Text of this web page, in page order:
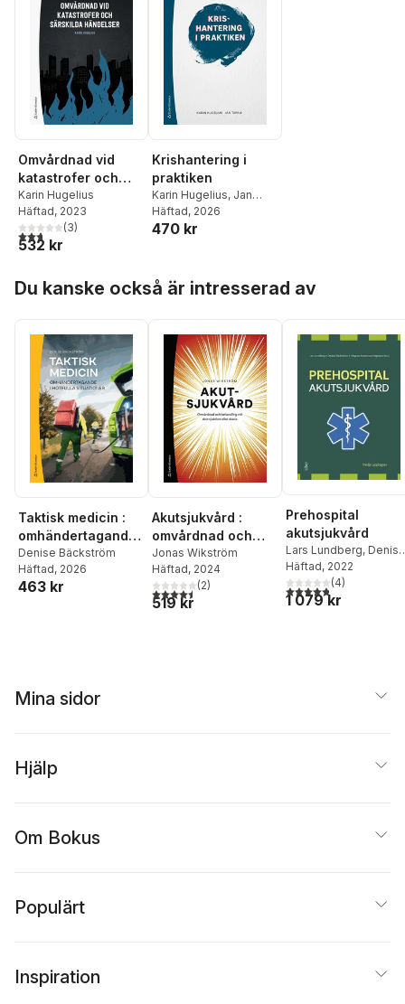
Omvårdnad vid
katastrofer och
särskilda
händelser
Karin Hugelius
Häftad, 2023
2,7utav 5 stjärnor. Totalt antal röster:
(3)
532 kr
Krishantering i
praktiken
Karin Hugelius, Jan
Tapani
Häftad, 2026
470 kr
Du kanske också är intresserad av
Taktisk medicin :
omhändertagande i
hotfulla situationer
Denise Bäckström
Häftad, 2026
463 kr
Akutsjukvård :
omvårdnad och
behandling vid akut
sjukdom eller
skada
Jonas Wikström
Häftad, 2024
4,5utav 5 stjärnor. Totalt antal röster:
(2)
519 kr
Prehospital
akutsjukvård
Lars Lundberg, Denise
Bäckström,Magnus
Andersson Hagiwara
Häftad, 2022
4,8utav 5 stjärnor.
(4)
1 079 kr
Mina sidor
Hjälp
Om Bokus
Populärt
Inspiration